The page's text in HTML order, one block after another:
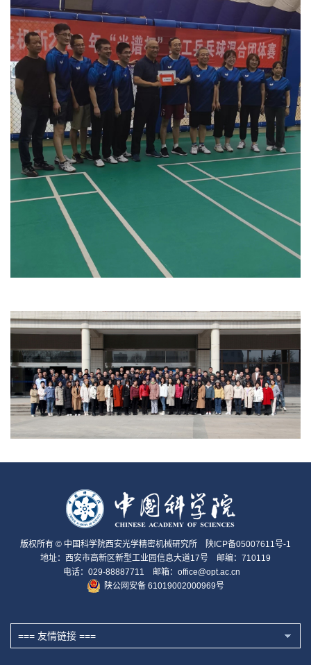
版权所有 © 中国科学院西安光学精密机械研究所
陕ICP备05007611号-1
地址：西安市高新区新型工业园信息大道17号 邮编：710119
电话：029-88887711 邮箱：office@opt.ac.cn
陕公网安备 61019002000969号
=== 友情链接 ===